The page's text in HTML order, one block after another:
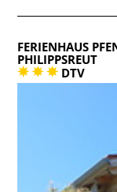
FERIENHAUS
PHILIPPSREUT
DTV